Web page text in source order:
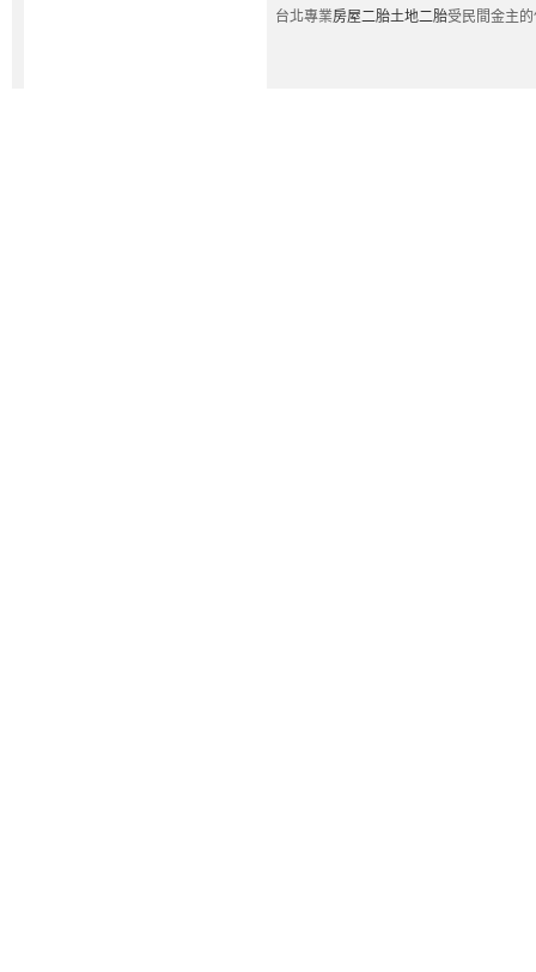
台北專業房屋二胎土地二胎受民間金主